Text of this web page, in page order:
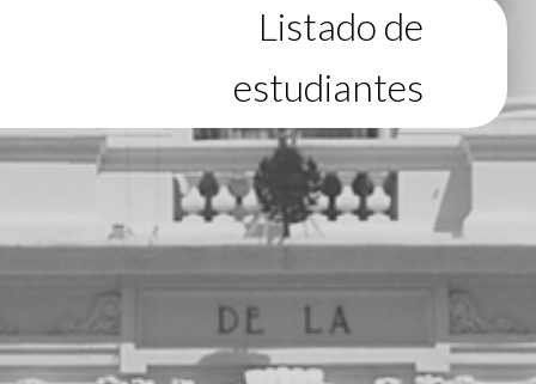
Listado de
estudiantes